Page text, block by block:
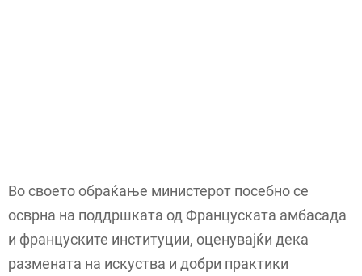
Во своето обраќање министерот посебно се
осврна на поддршката од Француската амбасада
и француските институции, оценувајќи дека
размената на искуства и добри практики